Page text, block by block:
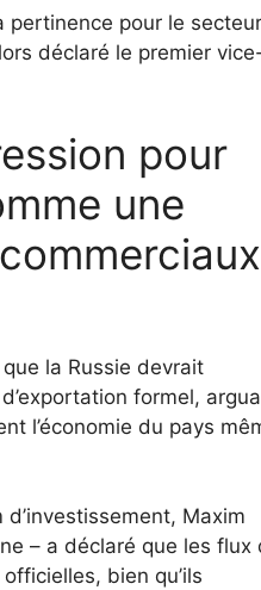
pertinence pour le secteur
déclaré le premier
pour
une
la Russie devrait
formel,
l’économie du pays
Maxim
– a déclaré que les flux
bien qu’ils